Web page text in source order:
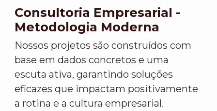
Consultoria Empresarial -
Metodologia Moderna
Nossos projetos são construídos com
base em dados concretos e uma
escuta ativa, garantindo soluções
eficazes que impactam positivamente
a rotina e a cultura empresarial.